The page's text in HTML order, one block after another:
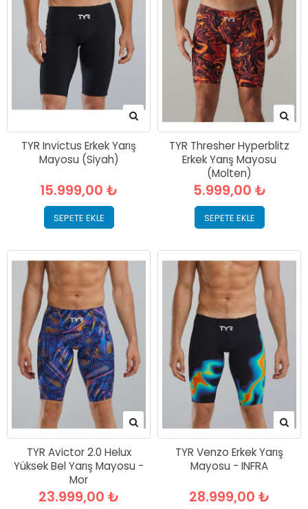
TYR Invictus Erkek Yarış
Mayosu (Siyah)
15.999,00 ₺
SEPETE EKLE
TYR Thresher Hyperblitz
Erkek Yarış Mayosu
(Molten)
5.999,00 ₺
SEPETE EKLE
TYR Avictor 2.0 Helux
Yüksek Bel Yarış Mayosu -
Mor
23.999,00 ₺
TYR Venzo Erkek Yarış
Mayosu - INFRA
28.999,00 ₺